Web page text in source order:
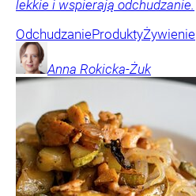
lekkie i wspierają odchudzanie.
OdchudzanieProduktyŻywienie
Anna Rokicka-Żuk